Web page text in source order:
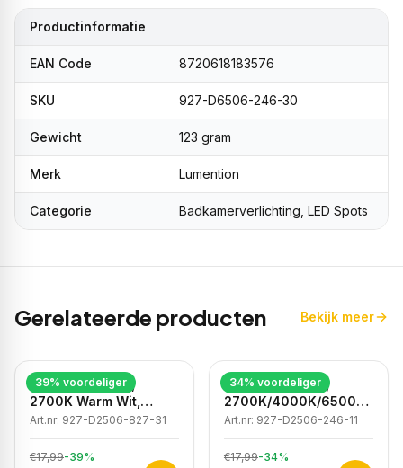
Productinformatie
EAN Code 8720618183576
SKU 927-D6506-246-30
Gewicht 123 gram
Merk Lumention
Categorie Badkamerverlichting, LED Spots
Gerelateerde producten Bekijk meer
39% voordeliger
LED Inbouwspot,
2700K Warm Wit,
Rond, Zwart, Dimbaar,
IP44
Art.nr: 927-D2506-827-31
€17,99-39%
34% voordeliger
LED Inbouwspot,
2700K/4000K/6500K,
Dimbaar, Wit, IP44
Art.nr: 927-D2506-246-11
€17,99-34%